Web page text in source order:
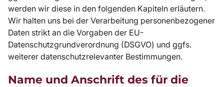
werden wir diese in den folgenden Kapiteln erläutern.
Wir halten uns bei der Verarbeitung personenbezogener
Daten strikt an die Vorgaben der EU-
Datenschutzgrundverordnung (DSGVO) und ggfs.
weiterer datenschutzrelevanter Bestimmungen.
Name und Anschrift des für die